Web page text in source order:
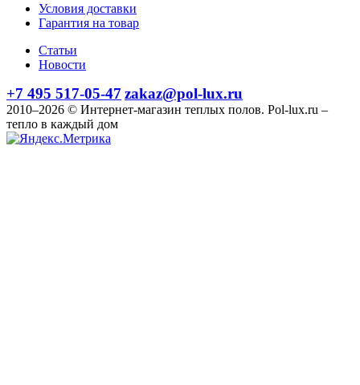
Условия доставки
Гарантия на товар
Статьи
Новости
+7 495 517-05-47 zakaz@pol-lux.ru
2010–2026 © Интернет-магазин теплых полов. Pol-lux.ru –
тепло в каждый дом